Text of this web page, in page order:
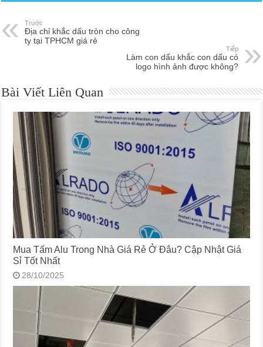
Trước
Địa chỉ khắc dấu tròn cho công
ty tại TPHCM giá rẻ
Tiếp
Làm con dấu khắc con dấu có
logo hình ảnh được không?
Bài Viết Liên Quan
Mua Tấm Alu Trong Nhà Giá Rẻ Ở Đâu? Cập Nhật Giá
Sỉ Tốt Nhất
28/10/2025